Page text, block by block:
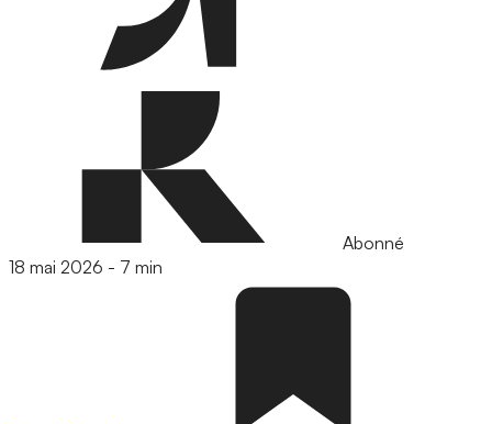
Abonné
18 mai 2026 - 7 min